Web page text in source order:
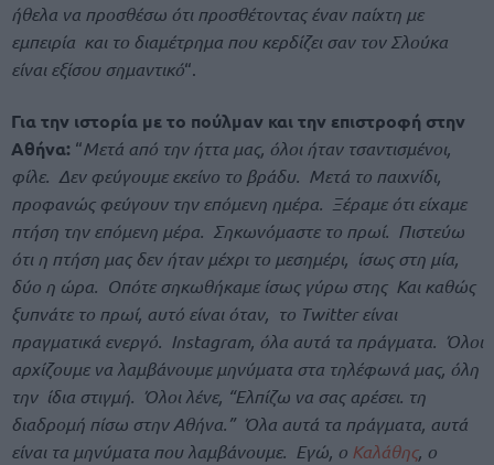
ήθελα να προσθέσω ότι προσθέτοντας έναν παίχτη με
εμπειρία και το διαμέτρημα που κερδίζει σαν τον Σλούκα
είναι εξίσου σημαντικό“.
Για την ιστορία με το πούλμαν και την επιστροφή στην
Αθήνα: “Μετά από την ήττα μας, όλοι ήταν τσαντισμένοι,
φίλε. Δεν φεύγουμε εκείνο το βράδυ. Μετά το παιχνίδι,
προφανώς φεύγουν την επόμενη ημέρα. Ξέραμε ότι είχαμε
πτήση την επόμενη μέρα. Σηκωνόμαστε το πρωί. Πιστεύω
ότι η πτήση μας δεν ήταν μέχρι το μεσημέρι, ίσως στη μία,
δύο η ώρα. Οπότε σηκωθήκαμε ίσως γύρω στης Και καθώς
ξυπνάτε το πρωί, αυτό είναι όταν, το Twitter είναι
πραγματικά ενεργό. Instagram, όλα αυτά τα πράγματα. Όλοι
αρχίζουμε να λαμβάνουμε μηνύματα στα τηλέφωνά μας, όλη
την ίδια στιγμή. Όλοι λένε, “Ελπίζω να σας αρέσει. τη
διαδρομή πίσω στην Αθήνα.” Όλα αυτά τα πράγματα, αυτά
είναι τα μηνύματα που λαμβάνουμε. Εγώ, ο Καλάθης, ο